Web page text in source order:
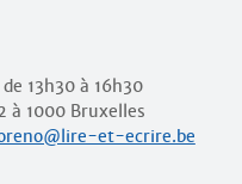
13h30 à 16h30
à 1000 Bruxelles
et-ecrire.be